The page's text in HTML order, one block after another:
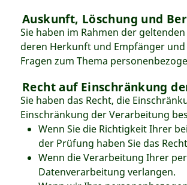
Auskunft, Löschung und
Sie haben im Rahmen der
deren Herkunft und Empfänger
Fragen zum Thema
Recht auf Einschränkung
Sie haben das Recht, die
Einschränkung der Verarbeitung
Wenn Sie die Richtigkeit Ihrer
der Prüfung haben Sie das
Wenn die Verarbeitung Ihrer
Datenverarbeitung verlangen.